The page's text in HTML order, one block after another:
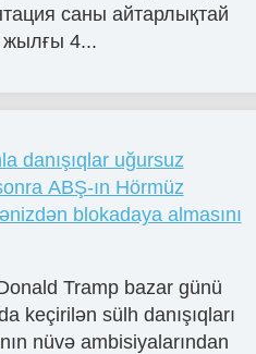
саны айтарлықтай
жылғы 4...
danışıqlar uğursuz
ABŞ-ın Hörmüz
blokadaya almasını
Tramp bazar günü
keçirilən sülh danışıqları
nüvə ambisiyalarından